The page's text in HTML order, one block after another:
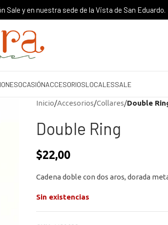
Sale y en nuestra sede de la Vista de San Eduardo.
OCASIÓNACCESORIOSLOCALESSALE
Inicio/Accesorios/Collares/Double
Double Ring
$22,00
Cadena doble con dos aros, dorada
Sin existencias